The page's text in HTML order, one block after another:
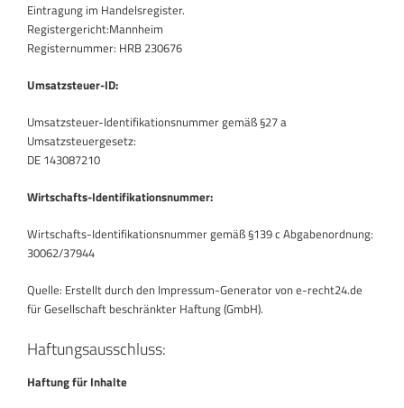
Eintragung im Handelsregister.
Registergericht:Mannheim
Registernummer: HRB 230676
Umsatzsteuer-ID:
Umsatzsteuer-Identifikationsnummer gemäß §27 a
Umsatzsteuergesetz:
DE 143087210
Wirtschafts-Identifikationsnummer:
Wirtschafts-Identifikationsnummer gemäß §139 c Abgabenordnung:
30062/37944
Quelle: Erstellt durch den Impressum-Generator von e-recht24.de
für Gesellschaft beschränkter Haftung (GmbH).
Haftungsausschluss:
Haftung für Inhalte